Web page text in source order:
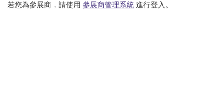
若您為參展商，請使用 參展商管理系統 進行登入。